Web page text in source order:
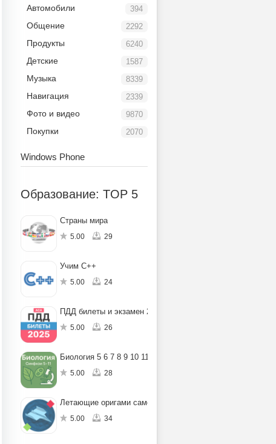
394
Автомобили
2292
Общение
6240
Продукты
1587
Детские
8339
Музыка
2339
Навигация
9870
Фото и видео
2070
Покупки
Windows Phone
Образование: TOP 5
Страны мира
5.00 29
Учим C++
5.00 24
ПДД билеты и экзамен 2025
5.00 26
Биология 5 6 7 8 9 10 11
5.00 28
Летающие оригами самолётики
5.00 34